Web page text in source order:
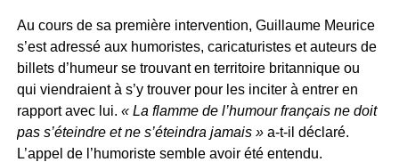
Au cours de sa première intervention, Guillaume Meurice
s’est adressé aux humoristes, caricaturistes et auteurs de
billets d’humeur se trouvant en territoire britannique ou
qui viendraient à s’y trouver pour les inciter à entrer en
rapport avec lui. « La flamme de l’humour français ne doit
pas s’éteindre et ne s’éteindra jamais » a-t-il déclaré.
L’appel de l’humoriste semble avoir été entendu.